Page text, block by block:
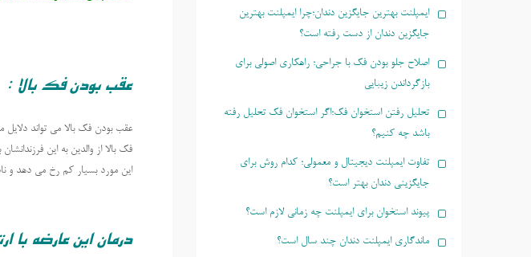
عقب بودن فک بالا :
عقب بودن فک بالا می تواند
فک بالا از والدین به این
این مورد بسیار کم رخ می دهد و
درمان این عارضه با
ایمپلنت بهترین جایگزین دندان؛چرا ایمپلنت بهترین
جایگزین دندان از دست رفته است؟
اصلاح جلو بودن فک با جراحی؛ راهکاری اصولی برای
بازگرداندن زیبایی
تحلیل رفتن استخوان فک؛اگر استخوان فک تحلیل رفته
باشد چه کنیم؟
تفاوت ایمپلنت دیجیتال و معمولی؛ کدام روش برای
جایگزینی دندان بهتر است؟
پیوند استخوان برای ایمپلنت چه زمانی لازم است؟
ماندگاری ایمپلنت دندان چند سال است؟